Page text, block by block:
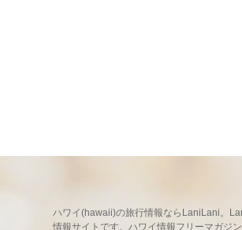
ハワイ(hawaii)の旅行情報ならLaniLani。
情報サイトです。ハワイ情報フリーマガジ